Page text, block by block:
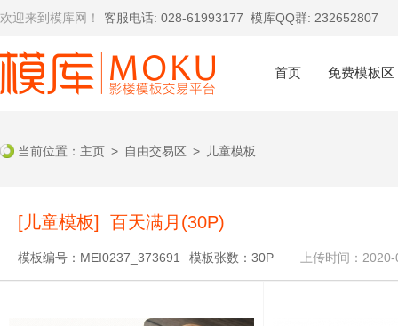
欢迎来到模库网！ 客服电话: 028-61993177 模库QQ群: 232652807
首页 免费模板区
当前位置： 主页 > 自由交易区 > 儿童模板
[儿童模板] 百天满月(30P)
模板编号：MEI0237_373691 模板张数：30P 上传时间：